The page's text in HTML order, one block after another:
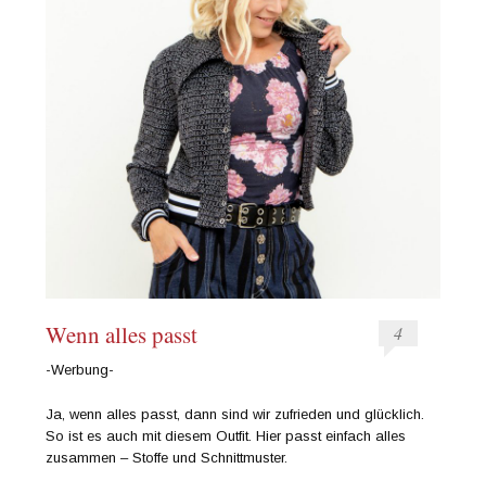
Wenn alles passt 4
-Werbung-
Ja, wenn alles passt, dann sind wir zufrieden und glücklich.
So ist es auch mit diesem Outfit. Hier passt einfach alles
zusammen – Stoffe und Schnittmuster.